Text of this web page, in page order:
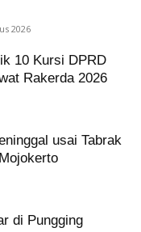
2026
10 Kursi DPRD
Rakerda 2026
usai Tabrak
di Pungging